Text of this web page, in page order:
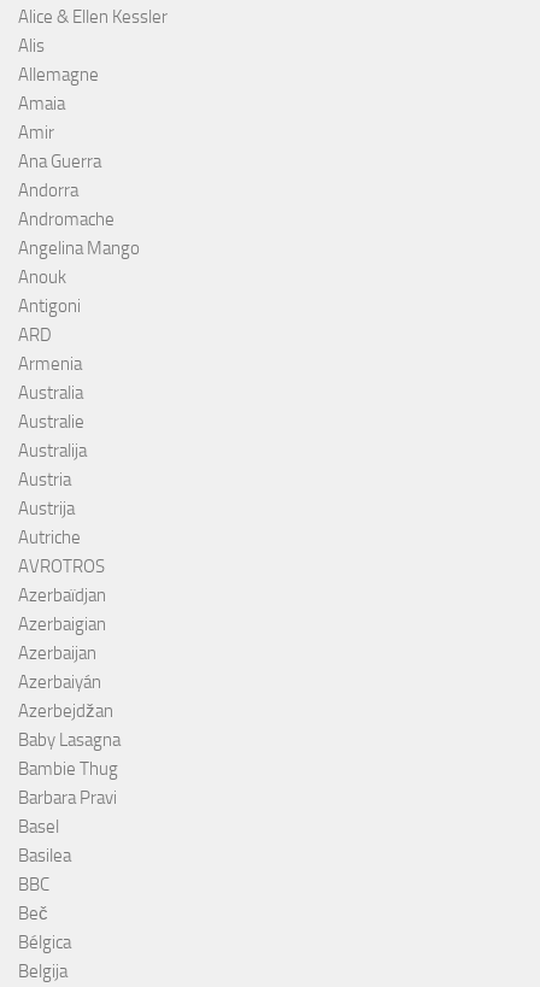
Alice & Ellen Kessler
Alis
Allemagne
Amaia
Amir
Ana Guerra
Andorra
Andromache
Angelina Mango
Anouk
Antigoni
ARD
Armenia
Australia
Australie
Australija
Austria
Austrija
Autriche
AVROTROS
Azerbaïdjan
Azerbaigian
Azerbaijan
Azerbaiyán
Azerbejdžan
Baby Lasagna
Bambie Thug
Barbara Pravi
Basel
Basilea
BBC
Beč
Bélgica
Belgija